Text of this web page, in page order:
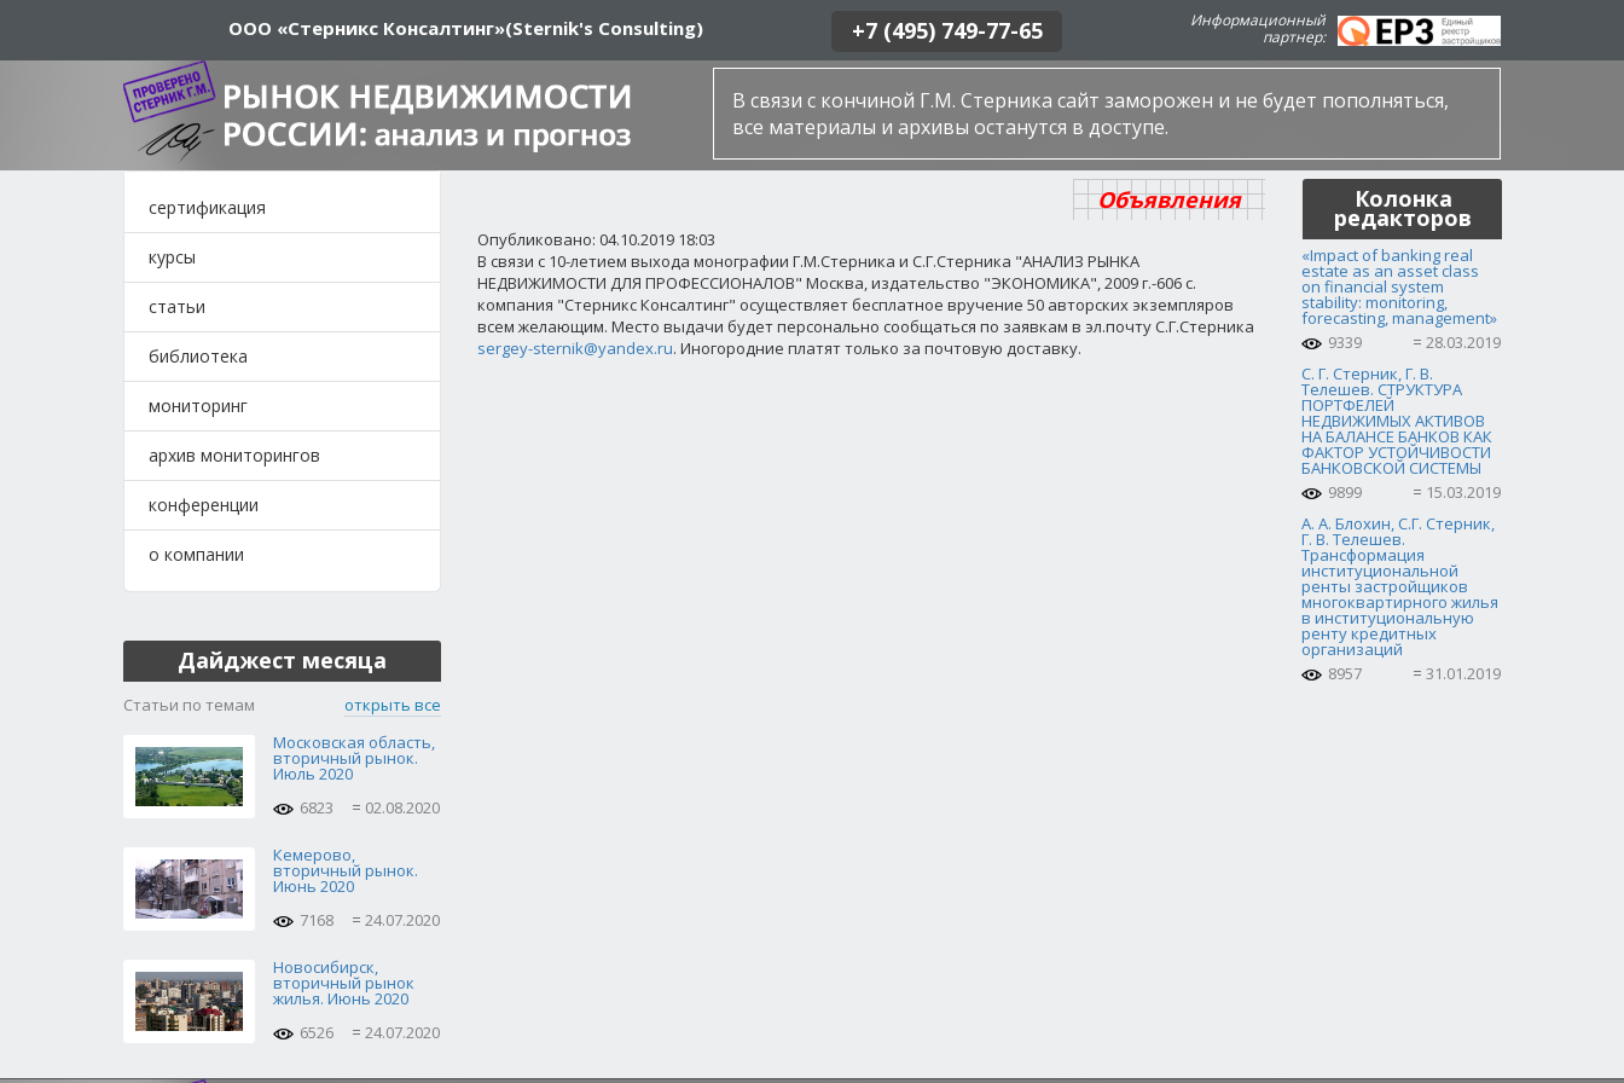
ООО «Стерникс Консалтинг»(Sternik's Consulting) +7 (495) 749-77-65
Информационный
партнер:
В связи с кончиной Г.М. Стерника сайт заморожен и не будет пополняться,
все материалы и архивы останутся в доступе.
сертификация
курсы
статьи
библиотека
мониторинг
архив мониторингов
конференции
о компании
Дайджест месяца
Статьи по темам
открыть все
Московская область,
вторичный рынок.
Июль 2020
6823
02.08.2020
Кемерово,
вторичный рынок.
Июнь 2020
7168
24.07.2020
Новосибирск,
вторичный рынок
жилья. Июнь 2020
6526
24.07.2020
Объявления
Опубликовано: 04.10.2019 18:03
В связи с 10-летием выхода монографии Г.М.Стерника и С.Г.Стерника "АНАЛИЗ РЫНКА
НЕДВИЖИМОСТИ ДЛЯ ПРОФЕССИОНАЛОВ" Москва, издательство "ЭКОНОМИКА", 2009 г.-606 с.
компания "Стерникс Консалтинг" осуществляет бесплатное вручение 50 авторских экземпляров
всем желающим. Место выдачи будет персонально сообщаться по заявкам в эл.почту С.Г.Стерника
sergey-sternik@yandex.ru. Иногородние платят только за почтовую доставку.
Колонка
редакторов
«Impact of banking real
estate as an asset class
on financial system
stability: monitoring,
forecasting, management»
9339
28.03.2019
С. Г. Стерник, Г. В.
Телешев. СТРУКТУРА
ПОРТФЕЛЕЙ
НЕДВИЖИМЫХ АКТИВОВ
НА БАЛАНСЕ БАНКОВ КАК
ФАКТОР УСТОЙЧИВОСТИ
БАНКОВСКОЙ СИСТЕМЫ
9899
15.03.2019
А. А. Блохин, С.Г. Стерник,
Г. В. Телешев.
Трансформация
институциональной
ренты застройщиков
многоквартирного жилья
в институциональную
ренту кредитных
организаций
8957
31.01.2019